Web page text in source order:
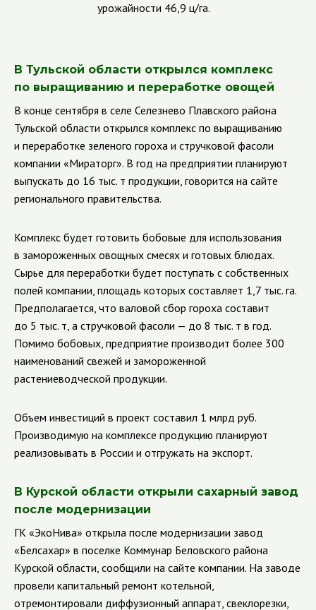
урожайности 46,9 ц/га.
В Тульской области открылся комплекс
по выращиванию и переработке овощей
В конце сентября в селе Селезнево Плавского района
Тульской области открылся комплекс по выращиванию
и переработке зеленого гороха и стручковой фасоли
компании «Мираторг». В год на предприятии планируют
выпускать до 16 тыс. т продукции, говорится на сайте
регионального правительства.
Комплекс будет готовить бобовые для использования
в замороженных овощных смесях и готовых блюдах.
Сырье для переработки будет поступать с собственных
полей компании, площадь которых составляет 1,7 тыс. га.
Предполагается, что валовой сбор гороха составит
до 5 тыс. т, а стручковой фасоли — до 8 тыс. т в год.
Помимо бобовых, предприятие производит более 300
наименований свежей и замороженной
растениеводческой продукции.
Объем инвестиций в проект составил 1 млрд руб.
Производимую на комплексе продукцию планируют
реализовывать в России и отгружать на экспорт.
В Курской области открыли сахарный завод
после модернизации
ГК «ЭкоНива» открыла после модернизации завод
«Белсахар» в поселке Коммунар Беловского района
Курской области, сообщили на сайте компании. На заводе
провели капитальный ремонт котельной,
отремонтировали диффузионный аппарат, свеклорезки,